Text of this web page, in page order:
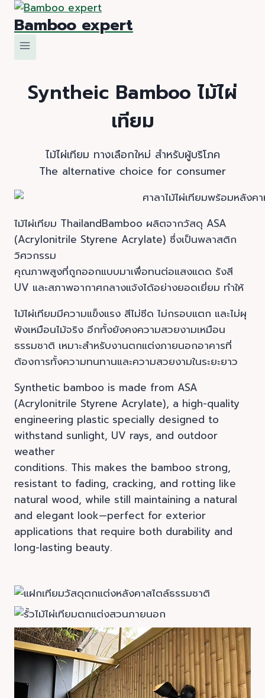
Skip
content
Bamboo expert
Syntheic Bamboo ไม้ไผ่
เทียม
ไม้ไผ่เทียม ทางเลือกใหม่ สำหรับผู้บริโภค
The alternative choice for consumer
ไม้ไผ่เทียม ThailandBamboo ผลิตจากวัสดุ ASA
(Acrylonitrile Styrene Acrylate) ซึ่งเป็นพลาสติก
วิศวกรรม
คุณภาพสูงที่ถูกออกแบบมาเพื่อทนต่อแสงแดด รังสี
UV และสภาพอากาศกลางแจ้งได้อย่างยอดเยี่ยม ทำให้
ไม้ไผ่เทียมมีความแข็งแรง สีไม่ซีด ไม่กรอบแตก และไม่ผุ
พังเหมือนไม้จริง อีกทั้งยังคงความสวยงามเหมือน
ธรรมชาติ เหมาะสำหรับงานตกแต่งภายนอกอาคารที่
ต้องการทั้งความทนทานและความสวยงามในระยะยาว
Synthetic bamboo is made from ASA
(Acrylonitrile Styrene Acrylate), a high-quality
engineering plastic specially designed to
withstand sunlight, UV rays, and outdoor
weather
conditions. This makes the bamboo strong,
resistant to fading, cracking, and rotting like
natural wood, while still maintaining a natural
and elegant look—perfect for exterior
applications that require both durability and
long-lasting beauty.